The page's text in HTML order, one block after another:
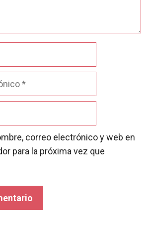
correo electrónico y web en
para la próxima vez que